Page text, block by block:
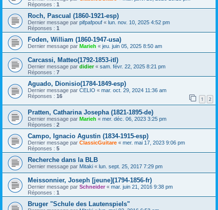
Réponses : 1
Roch, Pascual (1860-1921-esp)
Dernier message par pifpafpouf « lun. nov. 10, 2025 4:52 pm
Réponses : 1
Foden, William (1860-1947-usa)
Dernier message par Marieh « jeu. juin 05, 2025 8:50 am
Carcassi, Matteo(1792-1853-itl)
Dernier message par didier« sam. févr. 22, 2025 8:21 pm
Réponses : 7
Aguado, Dionisio(1784-1849-esp)
Dernier message par CELIO « mar. oct. 29, 2024 11:36 am
Réponses : 16 1 2
Pratten, Catharina Josepha (1821-1895-de)
Dernier message par Marieh « mer. déc. 06, 2023 3:25 pm
Réponses : 2
Campo, Ignacio Agustin (1834-1915-esp)
Dernier message par ClassicGuitare « mer. mai 17, 2023 9:06 pm
Réponses : 5
Recherche dans la BLB
Dernier message par Mitaki « lun. sept. 25, 2017 7:29 pm
Meissonnier, Joseph [jeune](1794-1856-fr)
Dernier message par Schneider « mar. juin 21, 2016 9:38 pm
Réponses : 1
Bruger "Schule des Lautenspiels"